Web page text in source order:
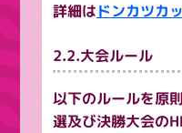
詳細はドンカツカ
2.2.大会ルール
以下のルールを原
選及び決勝大会の